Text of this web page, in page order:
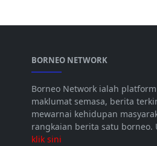
BORNEO NETWORK
Borneo Network ialah
maklumat semasa, berita
mewarnai kehidupan
rangkaian berita satu borneo.
klik sini